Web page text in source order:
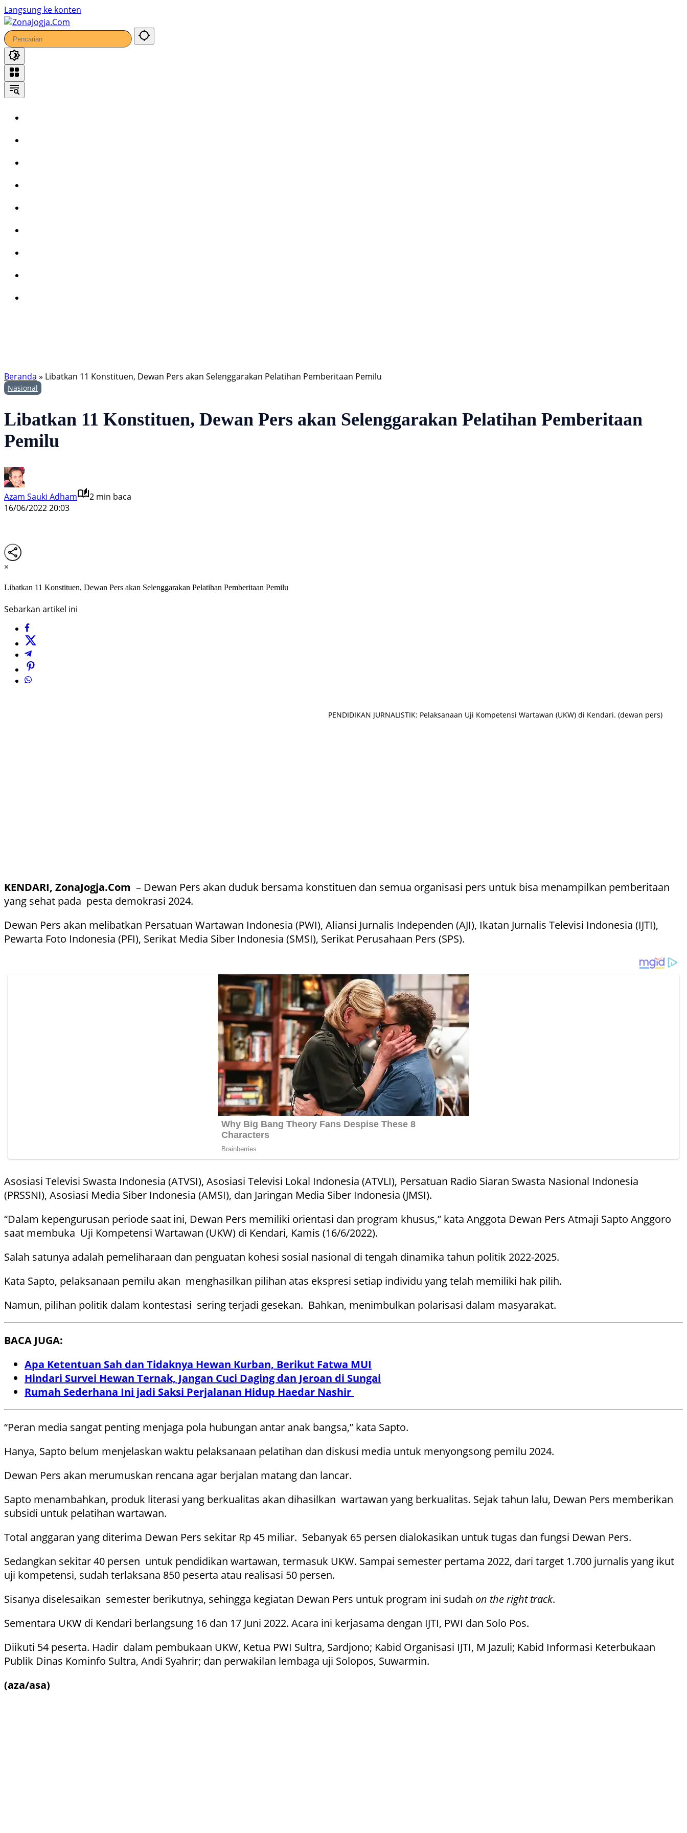
Langsung ke konten
Beranda » Libatkan 11 Konstituen, Dewan Pers akan Selenggarakan Pelatihan Pemberitaan Pemilu
Nasional
Libatkan 11 Konstituen, Dewan Pers akan Selenggarakan Pelatihan Pemberitaan
Pemilu
Azam Sauki Adham
2 min baca
16/06/2022 20:03
×
Libatkan 11 Konstituen, Dewan Pers akan Selenggarakan Pelatihan Pemberitaan Pemilu
Sebarkan artikel ini
PENDIDIKAN JURNALISTIK: Pelaksanaan Uji Kompetensi Wartawan (UKW) di Kendari. (dewan pers)
KENDARI, ZonaJogja.Com – Dewan Pers akan duduk bersama konstituen dan semua organisasi pers untuk bisa menampilkan pemberitaan
yang sehat pada pesta demokrasi 2024.
Dewan Pers akan melibatkan Persatuan Wartawan Indonesia (PWI), Aliansi Jurnalis Independen (AJI), Ikatan Jurnalis Televisi Indonesia (IJTI),
Pewarta Foto Indonesia (PFI), Serikat Media Siber Indonesia (SMSI), Serikat Perusahaan Pers (SPS).
Asosiasi Televisi Swasta Indonesia (ATVSI), Asosiasi Televisi Lokal Indonesia (ATVLI), Persatuan Radio Siaran Swasta Nasional Indonesia
(PRSSNI), Asosiasi Media Siber Indonesia (AMSI), dan Jaringan Media Siber Indonesia (JMSI).
“Dalam kepengurusan periode saat ini, Dewan Pers memiliki orientasi dan program khusus,” kata Anggota Dewan Pers Atmaji Sapto Anggoro
saat membuka Uji Kompetensi Wartawan (UKW) di Kendari, Kamis (16/6/2022).
Salah satunya adalah pemeliharaan dan penguatan kohesi sosial nasional di tengah dinamika tahun politik 2022-2025.
Kata Sapto, pelaksanaan pemilu akan menghasilkan pilihan atas ekspresi setiap individu yang telah memiliki hak pilih.
Namun, pilihan politik dalam kontestasi sering terjadi gesekan. Bahkan, menimbulkan polarisasi dalam masyarakat.
BACA JUGA:
Apa Ketentuan Sah dan Tidaknya Hewan Kurban, Berikut Fatwa MUI
Hindari Survei Hewan Ternak, Jangan Cuci Daging dan Jeroan di Sungai
Rumah Sederhana Ini jadi Saksi Perjalanan Hidup Haedar Nashir
“Peran media sangat penting menjaga pola hubungan antar anak bangsa,” kata Sapto.
Hanya, Sapto belum menjelaskan waktu pelaksanaan pelatihan dan diskusi media untuk menyongsong pemilu 2024.
Dewan Pers akan merumuskan rencana agar berjalan matang dan lancar.
Sapto menambahkan, produk literasi yang berkualitas akan dihasilkan wartawan yang berkualitas. Sejak tahun lalu, Dewan Pers memberikan
subsidi untuk pelatihan wartawan.
Total anggaran yang diterima Dewan Pers sekitar Rp 45 miliar. Sebanyak 65 persen dialokasikan untuk tugas dan fungsi Dewan Pers.
Sedangkan sekitar 40 persen untuk pendidikan wartawan, termasuk UKW. Sampai semester pertama 2022, dari target 1.700 jurnalis yang ikut
uji kompetensi, sudah terlaksana 850 peserta atau realisasi 50 persen.
Sisanya diselesaikan semester berikutnya, sehingga kegiatan Dewan Pers untuk program ini sudah on the right track.
Sementara UKW di Kendari berlangsung 16 dan 17 Juni 2022. Acara ini kerjasama dengan IJTI, PWI dan Solo Pos.
Diikuti 54 peserta. Hadir dalam pembukaan UKW, Ketua PWI Sultra, Sardjono; Kabid Organisasi IJTI, M Jazuli; Kabid Informasi Keterbukaan
Publik Dinas Kominfo Sultra, Andi Syahrir; dan perwakilan lembaga uji Solopos, Suwarmin.
(aza/asa)